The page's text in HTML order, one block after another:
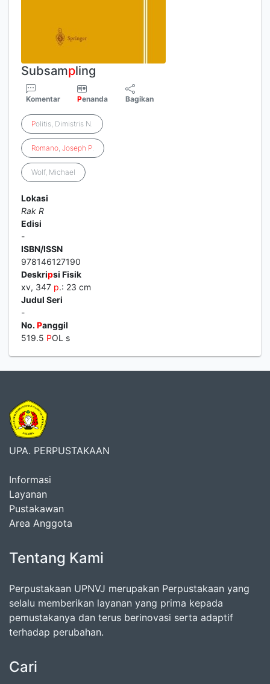
Subsampling
Komentar Penanda Bagikan
Politis, Dimistris N.
Romano, Joseph P.
Wolf, Michael
Lokasi
Rak R
Edisi
-
ISBN/ISSN
978146127190
Deskripsi Fisik
xv, 347 p.: 23 cm
Judul Seri
-
No. Panggil
519.5 POL s
UPA. PERPUSTAKAAN
Informasi
Layanan
Pustakawan
Area Anggota
Tentang Kami
Perpustakaan UPNVJ merupakan Perpustakaan yang
selalu memberikan layanan yang prima kepada
pemustakanya dan terus berinovasi serta adaptif
terhadap perubahan.
Cari